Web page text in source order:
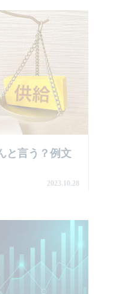
と言う？例文
2023.10.28